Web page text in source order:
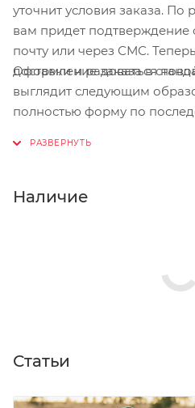
Руль: Steel Φ22.2 decals
500*22.2*80H*1.2T, Middle
width>120
Вынос: Aluminum
Седло: Black Leather,
Подседельный штырь:
уточнит условия заказа. По
вам придет
почту или через СМС.
доставки и радоваться
Оформление заказа в
выглядит следующим
полностью форму по
Нажмите кнопку «Оформить
Наличие
Статьи